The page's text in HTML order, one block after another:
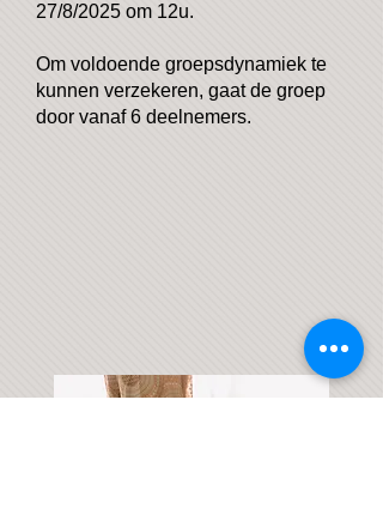
27/8/2025 om 12u.
Om voldoende groepsdynamiek te
kunnen verzekeren, gaat de groep
door vanaf 6 deelnemers.